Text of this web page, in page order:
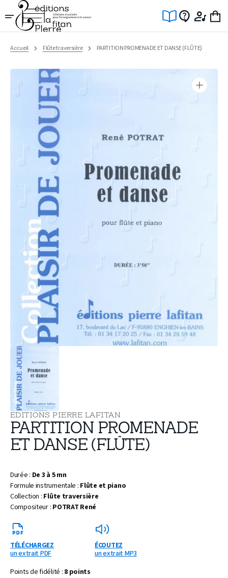
Ignorer
et
passer
au
Accueil Flûte traversière PARTITION PROMENADE ET DANSE (FLÛTE)
des
vue
EDITIONS PIERRE LAFITAN
PARTITION PROMENADE
ET DANSE (FLÛTE)
Durée : De 3 à 5 mn
Formule instrumentale : Flûte et piano
Collection : Flûte traversière
Compositeur : POTRAT René
TÉLÉCHARGEZ
un extrait PDF
ÉCOUTEZ
un extrait MP3
Points de fidélité : 8 points